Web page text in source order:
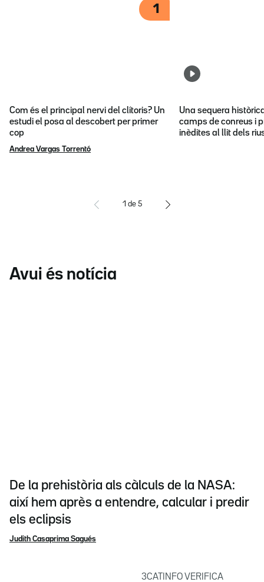
1
Com és el principal nervi del clítoris? Un
estudi el posa al descobert per primer
cop
Andrea Vargas Torrentó
Una sequera
camps de conreus i
inèdites al llit dels
1 de 5
Avui és notícia
De la prehistòria als càlculs de la NASA:
així hem après a entendre, calcular i predir
els eclipsis
Judith Casaprima Sagués
3CATINFO VERIFICA